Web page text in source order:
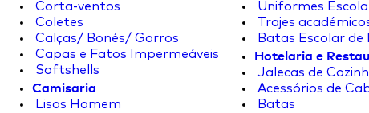
Corta-ventos
Coletes
Calças/ Bonés/ Gorros
Capas e Fatos Impermeáveis
Softshells
Camisaria
Lisos Homem
Uniformes
Trajes
Batas Escolar
Hotelaria e
Jalecas de
Acessórios de
Batas